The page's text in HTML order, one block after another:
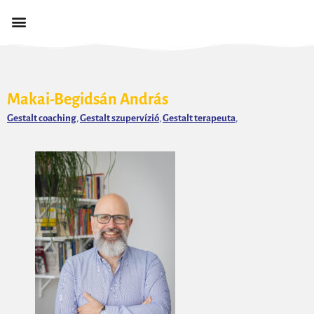
Makai-Begidsán András
Gestalt coaching,Gestalt szupervízió,Gestalt terapeuta,